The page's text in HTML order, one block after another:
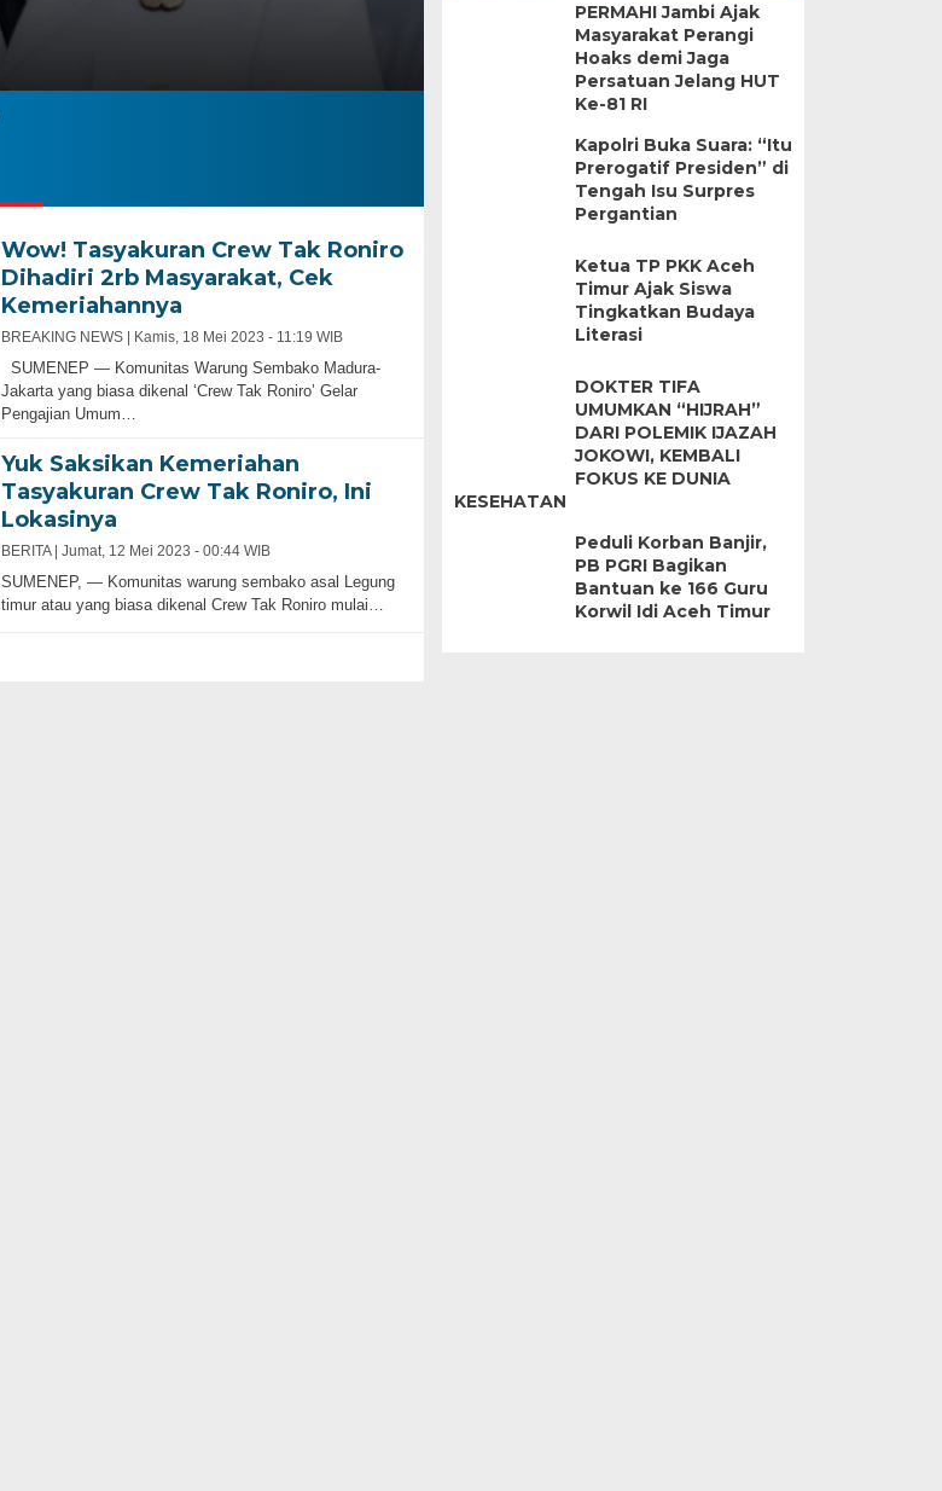
Wow! Tasyakuran Crew Tak Roniro
Dihadiri 2rb Masyarakat, Cek
Kemeriahannya
BREAKING NEWS | Kamis, 18 Mei 2023 - 11:19 WIB
SUMENEP — Komunitas Warung Sembako Madura-
Jakarta yang biasa dikenal ‘Crew Tak Roniro’ Gelar
Pengajian Umum…
Yuk Saksikan Kemeriahan
Tasyakuran Crew Tak Roniro, Ini
Lokasinya
BERITA | Jumat, 12 Mei 2023 - 00:44 WIB
SUMENEP, — Komunitas warung sembako asal Legung
timur atau yang biasa dikenal Crew Tak Roniro mulai…
PERMAHI Jambi Ajak
Masyarakat Perangi
Hoaks demi Jaga
Persatuan Jelang HUT
Ke-81 RI
Kapolri Buka Suara: “Itu
Prerogatif Presiden” di
Tengah Isu Surpres
Pergantian
Ketua TP PKK Aceh
Timur Ajak Siswa
Tingkatkan Budaya
Literasi
DOKTER TIFA
UMUMKAN “HIJRAH”
DARI POLEMIK IJAZAH
JOKOWI, KEMBALI
FOKUS KE DUNIA
KESEHATAN
Peduli Korban Banjir,
PB PGRI Bagikan
Bantuan ke 166 Guru
Korwil Idi Aceh Timur